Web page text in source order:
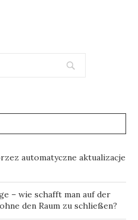
automatyczne aktualizacje
– wie schafft man auf der
den Raum zu schließen?